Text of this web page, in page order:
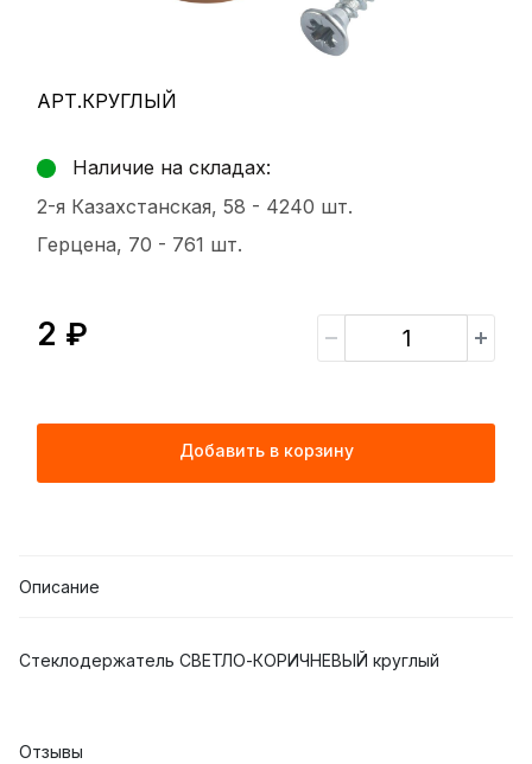
АРТ.КРУГЛЫЙ
Наличие на складах:
2-я Казахстанская, 58 - 4240 шт.
Герцена, 70 - 761 шт.
2 ₽
Добавить в корзину
Описание
Стеклодержатель СВЕТЛО-КОРИЧНЕВЫЙ круглый
Отзывы